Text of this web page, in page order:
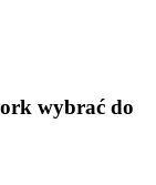
wybrać do